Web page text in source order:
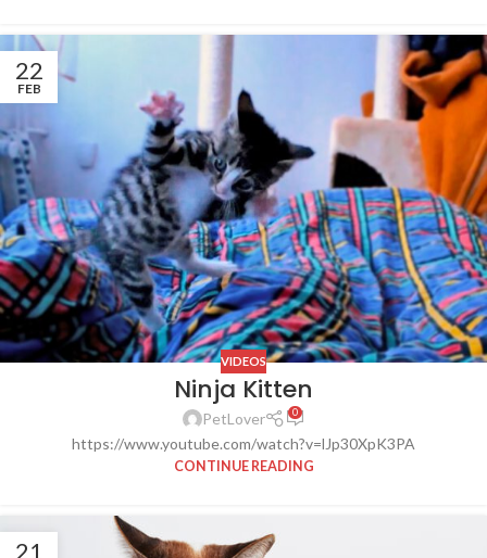
22
FEB
VIDEOS
Ninja Kitten
PetLover 0
https://www.youtube.com/watch?v=lJp30XpK3PA
CONTINUE READING
21